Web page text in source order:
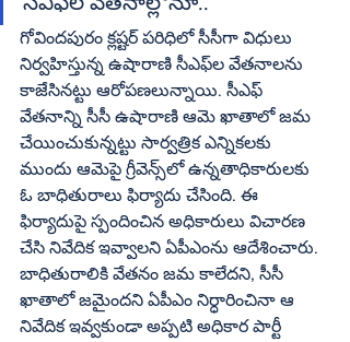
గోవిందపురం క్లష్టర్‌ పరిధిలో సీసీగా విధులు
నిర్వహిస్తున్న ఉషారాణి సీఎఫ్‌ల వేతనాలను
కాజేసినట్టు ఆరోపణలున్నాయి. సీఎఫ్‌
వేతనాన్ని సీసీ ఉషారాణి ఆమె ఖాతాలో జమ
చేయించుకున్నట్టు సార్వత్రిక ఎన్నికలకు
ముందు ఆమెపై గ్రీవెన్స్‌లో ఉన్నతాధికారులకు
ఓ బాధితురాలు ఫిర్యాదు చేసింది. ఈ
ఫిర్యాదుపై స్పందించిన అధికారులు విచారణ
చేసి నివేదిక ఇవ్వాలని ఏపీఎంను ఆదేశించారు.
బాధితురాలికి వేతనం జమ కాలేదని, సీసీ
ఖాతాలో జమైందని ఏపీఎం నిర్ధారించినా ఆ
నివేదిక ఇవ్వకుండా అప్పటి అధికార పార్టీ